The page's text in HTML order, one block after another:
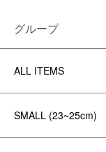
グループ
ALL ITEMS
SMALL (23~25cm)